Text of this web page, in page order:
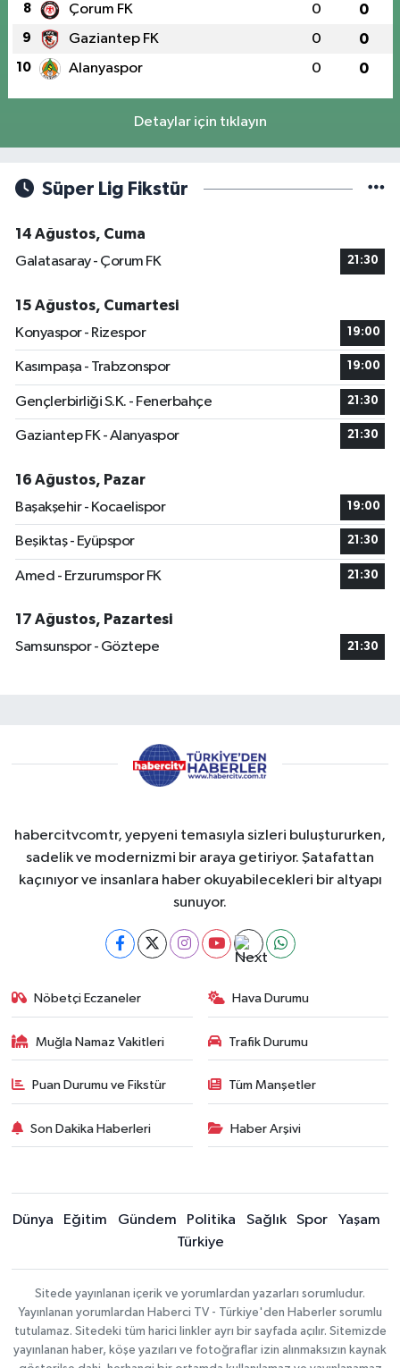
8 Çorum FK 0 0
9 Gaziantep FK 0 0
10 Alanyaspor 0 0
Detaylar için tıklayın
Süper Lig Fikstür
14 Ağustos, Cuma
Galatasaray - Çorum FK
21:30
15 Ağustos, Cumartesi
Konyaspor - Rizespor
19:00
Kasımpaşa - Trabzonspor 19:00
Gençlerbirliği S.K. - Fenerbahçe 21:30
Gaziantep FK - Alanyaspor 21:30
16 Ağustos, Pazar
Başakşehir - Kocaelispor
19:00
Beşiktaş - Eyüpspor 21:30
Amed - Erzurumspor FK 21:30
17 Ağustos, Pazartesi
Samsunspor - Göztepe
21:30
habercitvcomtr, yepyeni temasıyla sizleri buluştururken,
sadelik ve modernizmi bir araya getiriyor. Şatafattan
kaçınıyor ve insanlara haber okuyabilecekleri bir altyapı
sunuyor.
Nöbetçi Eczaneler Hava Durumu
Muğla Namaz Vakitleri Trafik Durumu
Puan Durumu ve Fikstür Tüm Manşetler
Son Dakika Haberleri Haber Arşivi
Dünya Eğitim Gündem Politika Sağlık Spor
Yaşam
Türkiye
Sitede yayınlanan içerik ve yorumlardan yazarları sorumludur.
Yayınlanan yorumlardan Haberci TV - Türkiye'den Haberler sorumlu
tutulamaz. Sitedeki tüm harici linkler ayrı bir sayfada açılır. Sitemizde
yayınlanan haber, köşe yazıları ve fotoğraflar izin alınmaksızın kaynak